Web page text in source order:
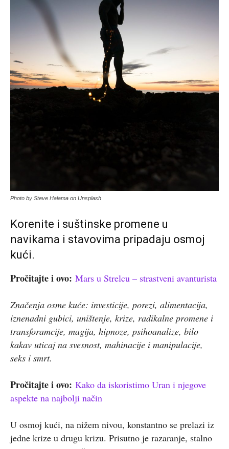
Photo by Steve Halama on Unsplash
Korenite i suštinske promene u
navikama i stavovima pripadaju osmoj
kući.
Pročitajte i ovo: Mars u Strelcu – strastveni avanturista
Značenja osme kuće: investicije, porezi, alimentacija,
iznenadni gubici, uništenje, krize, radikalne promene i
transforamcije, magija, hipnoze, psihoanalize, bilo
kakav uticaj na svesnost, mahinacije i manipulacije,
seks i smrt.
Pročitajte i ovo: Kako da iskoristimo Uran i njegove
aspekte na najbolji način
U osmoj kući, na nižem nivou, konstantno se prelazi iz
jedne krize u drugu krizu. Prisutno je razaranje, stalno